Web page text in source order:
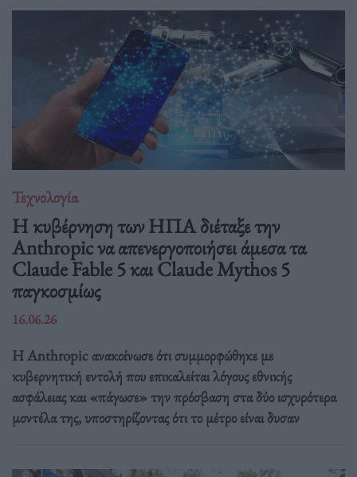
Τεχνολογία
Η κυβέρνηση των ΗΠΑ διέταξε την
Anthropic να απενεργοποιήσει άμεσα τα
Claude Fable 5 και Claude Mythos 5
παγκοσμίως
16.06.26
Η Anthropic ανακοίνωσε ότι συμμορφώθηκε με
κυβερνητική εντολή που επικαλείται λόγους εθνικής
ασφάλειας και «πάγωσε» την πρόσβαση στα δύο ισχυρότερα
μοντέλα της, υποστηρίζοντας ότι το μέτρο είναι δυσαν